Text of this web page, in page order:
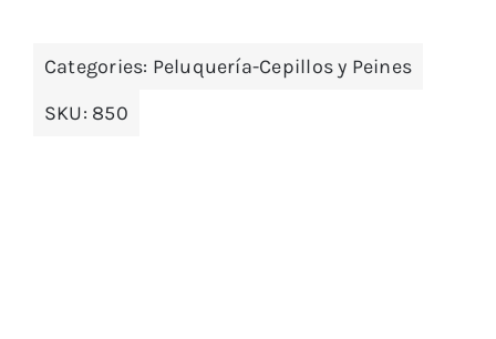
Categories: Peluquería-Cepillos y Peines
SKU: 850